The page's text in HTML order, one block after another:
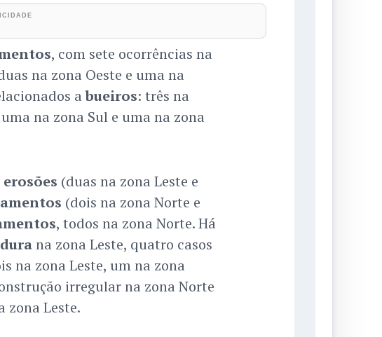
, com sete ocorrências na
na zona Oeste e uma na
abueiros: três na
na zona Sul e uma na zona
erosões (duas na zona Leste e
(dois na zona Norte e
, todos na zona Norte. Há
na zona Leste, quatro casos
na zona Leste, um na zona
irregular na zona Norte
zona Leste.